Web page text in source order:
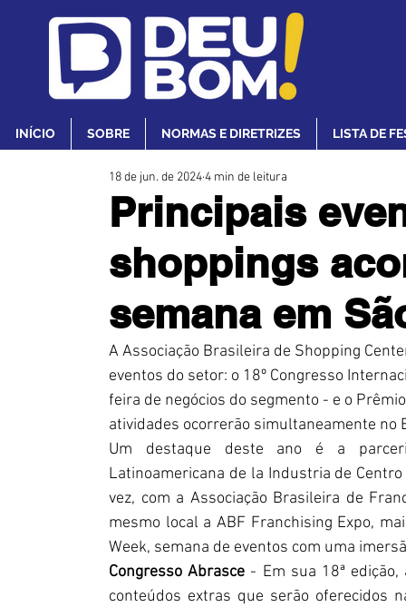
INÍCIO SOBRE NORMAS E DIRETRIZES LISTA DE
Principais
shoppings
semana em
18 de jun. de 20244 min de leitura
A Associação Brasileira de Shopping
eventos do setor: o 18º Congresso
feira de negócios do segmento - e o
atividades ocorrerão simultaneamente no
Um destaque deste ano é a
Latinoamericana de la Industria de
vez, com a Associação Brasileira de
mesmo local a ABF Franchising Expo,
Week, semana de eventos com uma
Congresso Abrasce - Em sua 18ª
conteúdos extras que serão oferecidos